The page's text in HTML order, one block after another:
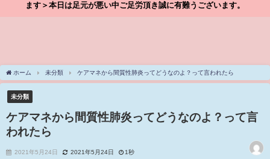
ます＞本日は足元が悪い中ご足労頂き誠に有難うございます。
ホーム 未分類 ケアマネから間質性肺炎ってどうなのよ？って言われたら
未分類
ケアマネから間質性肺炎ってどうなのよ？って言
われたら
2021年5月24日 2021年5月24日 1秒